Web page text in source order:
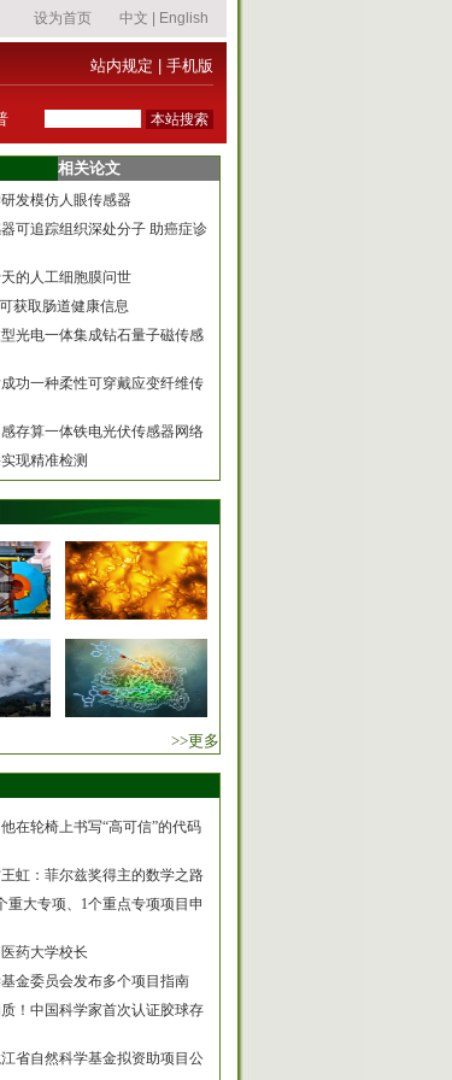
站内规定 手机版
相关论文
发模仿人眼传感器
可追踪组织深处分子 助癌症诊
的人工细胞膜问世
获取肠道健康信息
光电一体集成钻石量子磁传感
功一种柔性可穿戴应变纤维传
存算一体铁电光伏传感器网络
现精准检测
>>更多
在轮椅上书写“高可信”的代码
虹：菲尔兹奖得主的数学之路
重大专项、1个重点专项项目申
药大学校长
金委员会发布多个项目指南
！中国科学家首次认证胶球存
省自然科学基金拟资助项目公